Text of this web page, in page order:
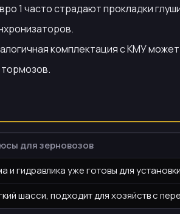
1 часто страдают прокладки
комплектация с КМУ
для зерновозов
и гидравлика уже готовы для
шасси, подходит для хозяйств с